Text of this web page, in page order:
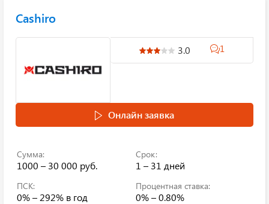
Cashiro
3.0 1
Онлайн заявка
Сумма:
1000 – 30 000 руб.
Срок:
1 – 31 дней
ПСК:
0% – 292% в год
Процентная ставка:
0% – 0.80%